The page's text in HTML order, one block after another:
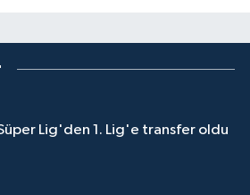
Lig'den 1. Lig'e transfer oldu